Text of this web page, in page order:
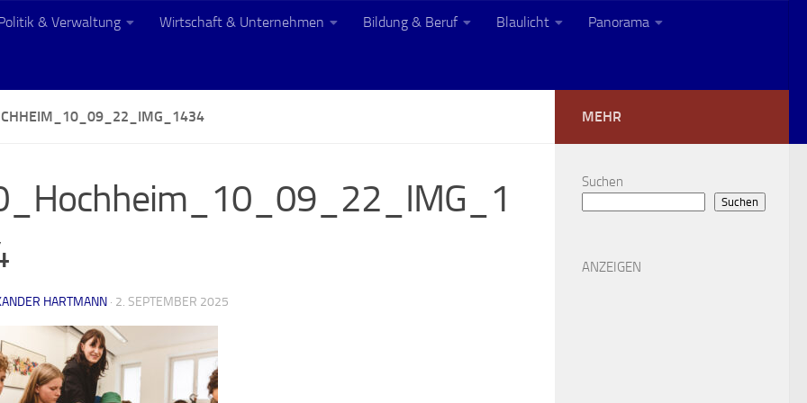
& Verwaltung Wirtschaft & Unternehmen Bildung & Beruf Blaulicht Panorama
HARTMANN · 2. SEPTEMBER 2025
MEHR
Suchen
Suchen
ANZEIGEN